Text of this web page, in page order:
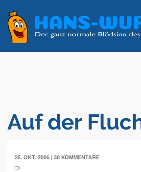
Auf der
25. OKT. 2006 | 38 KOMMENTARE